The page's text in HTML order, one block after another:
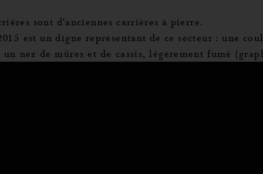
vos Options
vos paramètres de confidentialité, en
sont d'anciennes carrières à pierre.
est un digne représentant de ce secteur : une
un nez de mûres et de cassis, légèrement fumé